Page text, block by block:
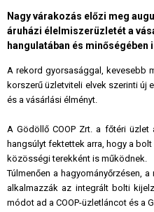
Nagy várakozás előzi meg
áruházi élelmiszerüzletét a
hangulatában és
A rekord gyorsasággal, kevesebb
korszerű üzletviteli elvek szerinti új
és a vásárlási élményt.
A Gödöllő COOP Zrt. a főtéri
hangsúlyt fektettek arra, hogy a
közösségi terekként is működnek.
Túlmenően a hagyományőrzésen,
alkalmazzák az integrált bolti
módot ad a COOP-üzletláncot és a